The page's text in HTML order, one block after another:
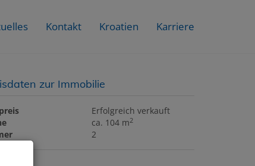
Kontakt Kroatien Karriere
zur Immobilie
Erfolgreich verkauft
ca. 104 m2
2